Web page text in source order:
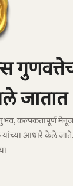
जातात
कल्पकतापूर्ण
यांच्या आधारे केले जाते.